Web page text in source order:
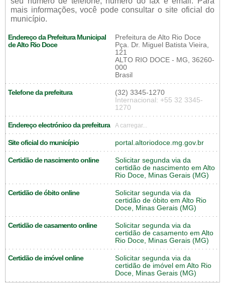
mais informações, você pode consultar o site oficial do
município.
Endereço da Prefeitura Municipal
de Alto Rio Doce
Prefeitura de Alto Rio Doce
Pça. Dr. Miguel Batista Vieira,
121
ALTO RIO DOCE - MG, 36260-
000
Brasil
Telefone da prefeitura
(32) 3345-1270
Internacional: +55 32 3345-
1270
Endereço electrónico da prefeitura A carregar...
Site oficial do município portal.altoriodoce.mg.gov.br
Certidão de nascimento online
Solicitar segunda via da
certidão de nascimento em Alto
Rio Doce, Minas Gerais (MG)
Certidão de óbito online
Solicitar segunda via da
certidão de óbito em Alto Rio
Doce, Minas Gerais (MG)
Certidão de casamento online
Solicitar segunda via da
certidão de casamento em Alto
Rio Doce, Minas Gerais (MG)
Certidão de imóvel online
Solicitar segunda via da
certidão de imóvel em Alto Rio
Doce, Minas Gerais (MG)